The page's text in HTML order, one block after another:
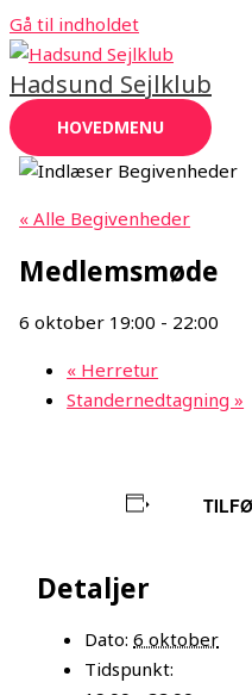
Gå til indholdet
Hadsund Sejlklub
HOVEDMENU
« Alle Begivenheder
Medlemsmøde
6 oktober 19:00 - 22:00
« Herretur
Standernedtagning»
Detaljer
Dato: 6 oktober
Tidspunkt: